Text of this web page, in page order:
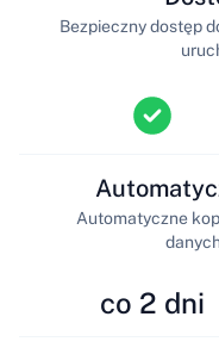
Bezpieczny dostęp
co 2 dni
Automatyczne